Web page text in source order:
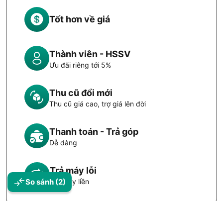
So sánh (2)
Tốt hơn về giá
Thành viên - HSSV
Ưu đãi riêng tới 5%
Thu cũ đổi mới
Thu cũ giá cao, trợ giá lên đời
Thanh toán - Trả góp
Dễ dàng
Trả máy lỗi
Đổi máy liền